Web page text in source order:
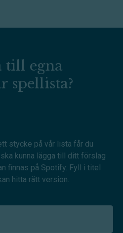
till egna
spellista?
stycke på vår lista får du
kunna lägga till ditt förslag
finnas på Spotify. Fyll i titel
hitta rätt version.